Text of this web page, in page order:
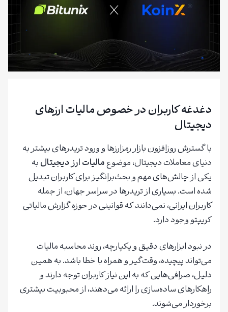
دغدغه کاربران در خصوص مالیات ارزهای
دیجیتال
با گسترش روزافزون بازار رمزارزها و ورود تریدرهای بیشتر به
دنیای معاملات دیجیتال، موضوعمالیات ارز دیجیتالبه
یکی از چالش‌های مهم و بحث‌برانگیز برای کاربران تبدیل
شده است. بسیاری از تریدرها در سراسر جهان، از جمله
کاربران ایرانی، نمی‌دانند که قوانینی در حوزه گزارش مالیاتی
کریپتو وجود دارد.
در نبود ابزارهای دقیق و یکپارچه، روند محاسبه مالیات
می‌تواند پیچیده، وقت‌گیر و همراه با خطا باشد. به همین
دلیل، صرافی‌هایی که به این نیاز کاربران توجه دارند و
راهکارهای ساده‌سازی را ارائه می‌دهند، از محبوبیت بیشتری
برخوردار می‌شوند.